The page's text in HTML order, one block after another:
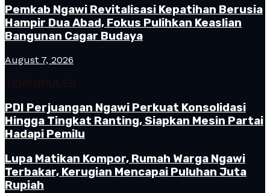
Pemkab Ngawi Revitalisasi Kepatihan Berusia
Hampir Dua Abad, Fokus Pulihkan Keaslian
Bangunan Cagar Budaya
August 7, 2026
TERPOPULER
PDI Perjuangan Ngawi Perkuat Konsolidasi
Hingga Tingkat Ranting, Siapkan Mesin Partai
Hadapi Pemilu
Lupa Matikan Kompor, Rumah Warga Ngawi
Terbakar, Kerugian Mencapai Puluhan Juta
Rupiah